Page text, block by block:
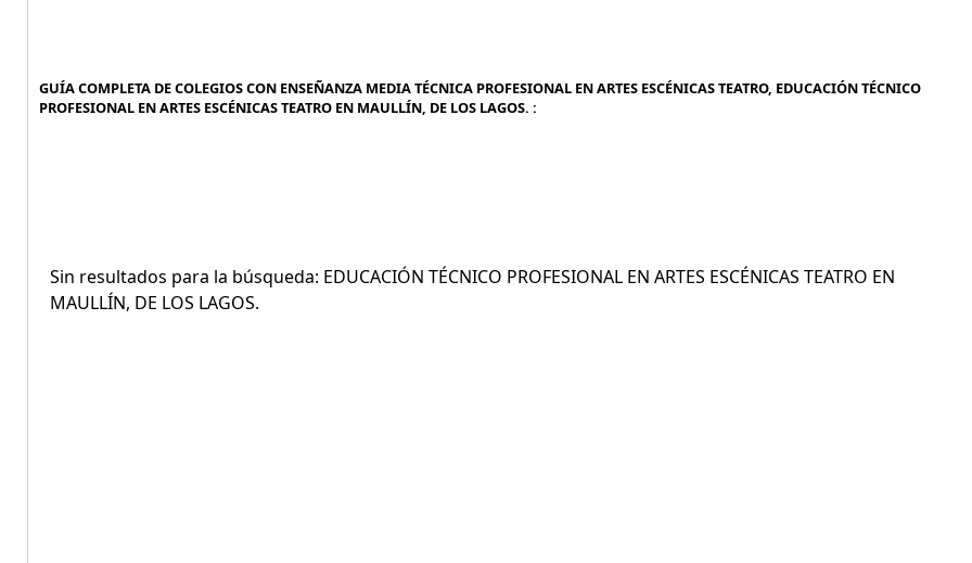
GUÍA COMPLETA DE COLEGIOS CON ENSEÑANZA MEDIA TÉCNICA PROFESIONAL EN ARTES ESCÉNICAS TEATRO, EDUCACIÓN TÉCNICO
PROFESIONAL EN ARTES ESCÉNICAS TEATRO EN MAULLÍN, DE LOS LAGOS. :
Sin resultados para la búsqueda: EDUCACIÓN TÉCNICO PROFESIONAL EN ARTES ESCÉNICAS TEATRO EN
MAULLÍN, DE LOS LAGOS.